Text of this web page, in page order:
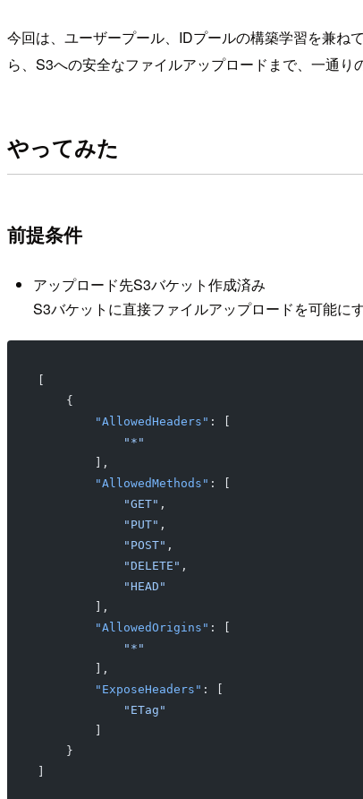
今回は、ユーザープール、IDプールの構築学習を兼ね
ら、S3への安全なファイルアップロードまで、一通り
やってみた
前提条件
アップロード先S3バケット作成済み
S3バケットに直接ファイルアップロードを可能に
    {
        "AllowedHeaders"
: [
            "*"
        ],
        "AllowedMethods"
: [
            "GET"
,
            "PUT"
,
            "POST"
,
            "DELETE"
,
            "HEAD"
        ],
        "AllowedOrigins"
: [
            "*"
        ],
        "ExposeHeaders"
: [
            "ETag"
    }